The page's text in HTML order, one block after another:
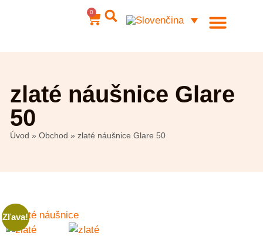
0
zlaté náušnice Glare
50
Úvod » Obchod » zlaté náušnice Glare 50
Zľava!